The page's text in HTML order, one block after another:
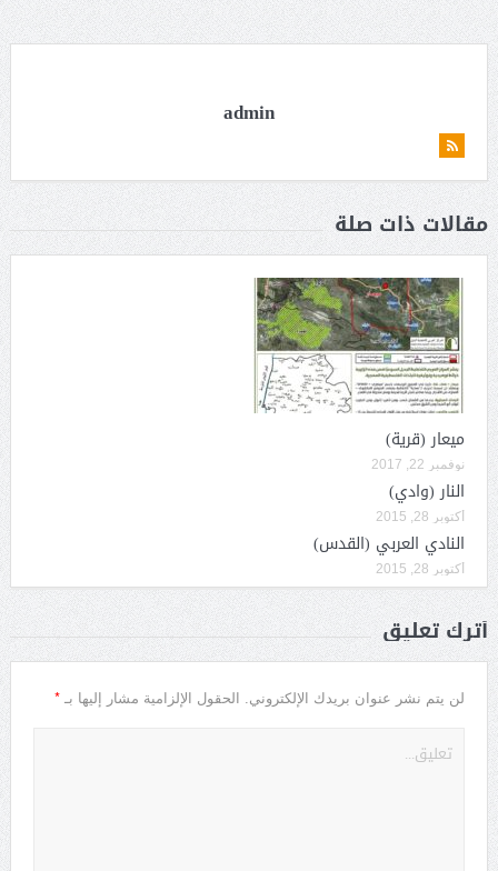
admin
مقالات ذات صلة
ميعار (قرية)
نوفمبر 22, 2017
النار (وادي)
أكتوبر 28, 2015
النادي العربي (القدس)
أكتوبر 28, 2015
أترك تعليق
لن يتم نشر عنوان بريدك الإلكتروني. الحقول الإلزامية مشار إليها بـ *